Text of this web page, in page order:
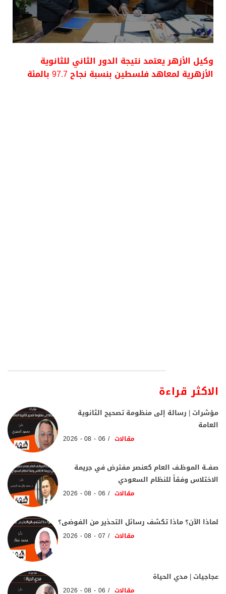
وكيل الأزهر يعتمد نتيجة الدور الثاني للثانوية
الأزهرية لمعاهد فلسطين بنسبة نجاح 97.7 بالمئة
الاكثر قراءة
مؤشرات | رسالة إلى منظومة تصحيح الثانوية
العامة
مقالات 06 - 08 - 2026
صفــة الموظـف العام كعنصر مفترض في جريمة
الاختلاس وفقاً للنظام السعودي
مقالات 06 - 08 - 2026
لماذا الآن؟ ماذا تكشف رسائل التحذير من الفوضى؟
مقالات 07 - 08 - 2026
عجاجيات | مدي الحياة
مقالات 06 - 08 - 2026